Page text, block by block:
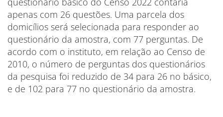
apenas com 26 questões. Uma parcela dos
domicílios será selecionada para responder ao
questionário da amostra, com 77 perguntas. De
acordo com o instituto, em relação ao Censo de
2010, o número de perguntas dos questionários
da pesquisa foi reduzido de 34 para 26 no básico,
e de 102 para 77 no questionário da amostra.